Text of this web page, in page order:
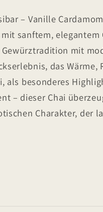
– Vanille
sanftem,
mit
das Wärme,
als besonderes
– dieser Chai
Charakter, der